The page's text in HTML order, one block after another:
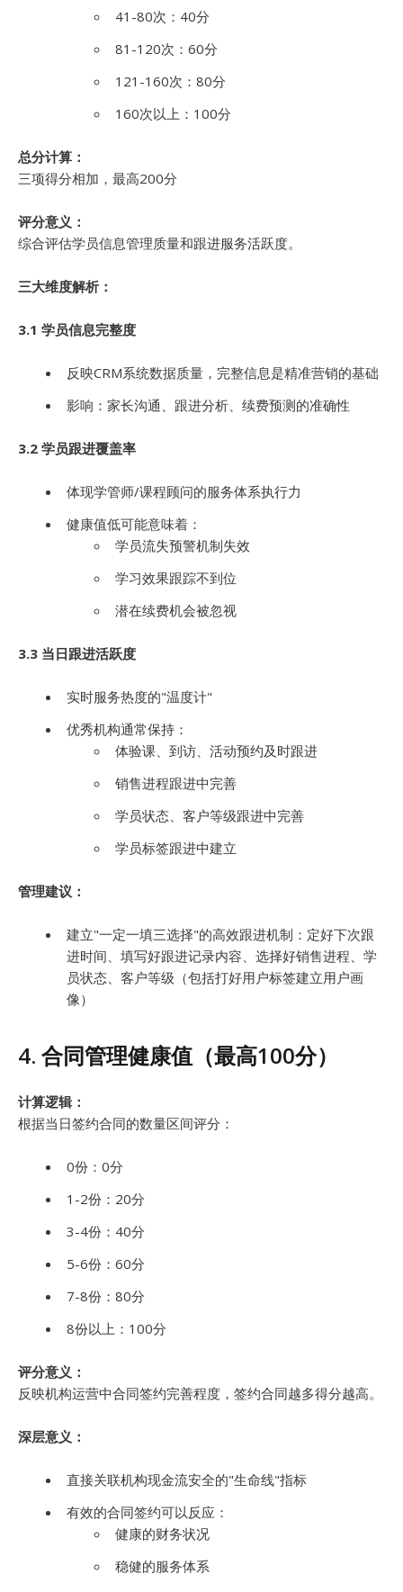
41-80次：40分
81-120次：60分
121-160次：80分
160次以上：100分
总分计算：
三项得分相加，最高200分
评分意义：
综合评估学员信息管理质量和跟进服务活跃度。
三大维度解析：
3.1 学员信息完整度
反映CRM系统数据质量，完整信息是精准营销的基础
影响：家长沟通、跟进分析、续费预测的准确性
3.2 学员跟进覆盖率
体现学管师/课程顾问的服务体系执行力
健康值低可能意味着：
学员流失预警机制失效
学习效果跟踪不到位
潜在续费机会被忽视
3.3 当日跟进活跃度
实时服务热度的"温度计"
优秀机构通常保持：
体验课、到访、活动预约及时跟进
销售进程跟进中完善
学员状态、客户等级跟进中完善
学员标签跟进中建立
管理建议：
建立"一定一填三选择"的高效跟进机制：定好下次跟
进时间、填写好跟进记录内容、选择好销售进程、学
员状态、客户等级（包括打好用户标签建立用户画
像）
4. 合同管理健康值（最高100分）
计算逻辑：
根据当日签约合同的数量区间评分：
0份：0分
1-2份：20分
3-4份：40分
5-6份：60分
7-8份：80分
8份以上：100分
评分意义：
反映机构运营中合同签约完善程度，签约合同越多得分越高。
深层意义：
直接关联机构现金流安全的"生命线"指标
有效的合同签约可以反应：
健康的财务状况
稳健的服务体系